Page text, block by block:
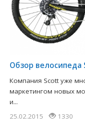
​Обзор велосипеда
Компания Scott уже
маркетингом новых
и...
25.02.2015
1330